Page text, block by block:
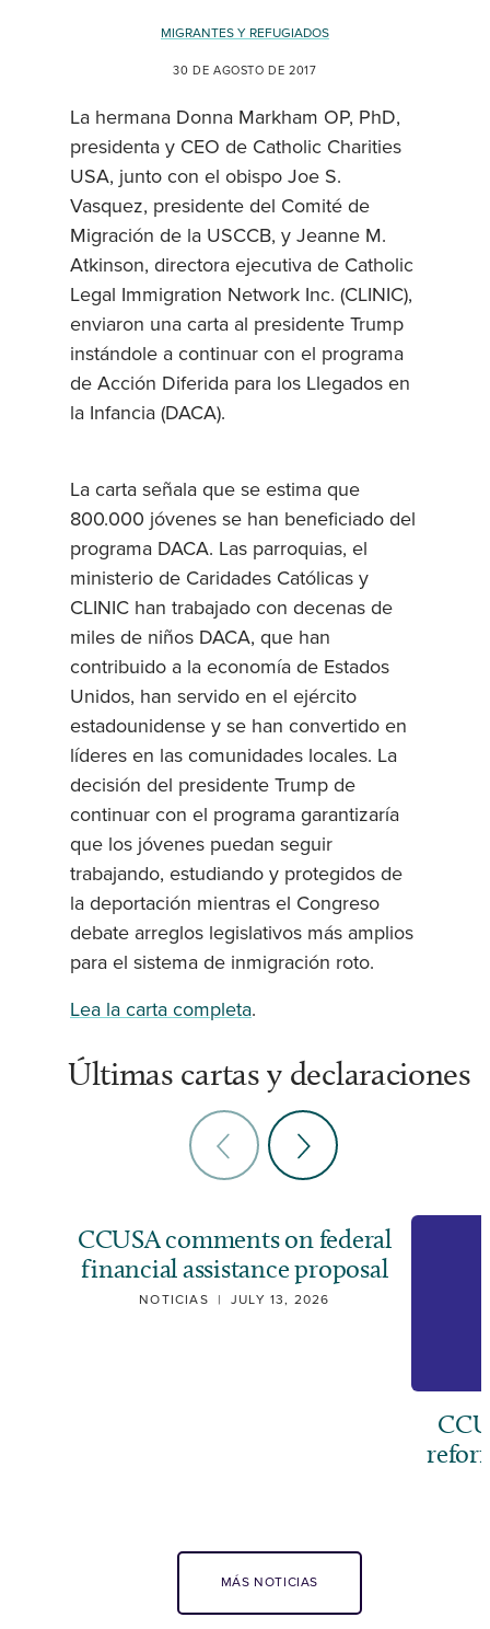
MIGRANTES Y REFUGIADOS
30 DE AGOSTO DE 2017
La hermana Donna Markham OP, PhD,
presidenta y CEO de Catholic Charities
USA, junto con el obispo Joe S.
Vasquez, presidente del Comité de
Migración de la USCCB, y Jeanne M.
Atkinson, directora ejecutiva de Catholic
Legal Immigration Network Inc. (CLINIC),
enviaron una carta al presidente Trump
instándole a continuar con el programa
de Acción Diferida para los Llegados en
la Infancia (DACA).
La carta señala que se estima que
800.000 jóvenes se han beneficiado del
programa DACA. Las parroquias, el
ministerio de Caridades Católicas y
CLINIC han trabajado con decenas de
miles de niños DACA, que han
contribuido a la economía de Estados
Unidos, han servido en el ejército
estadounidense y se han convertido en
líderes en las comunidades locales. La
decisión del presidente Trump de
continuar con el programa garantizaría
que los jóvenes puedan seguir
trabajando, estudiando y protegidos de
la deportación mientras el Congreso
debate arreglos legislativos más amplios
para el sistema de inmigración roto.
Lea la carta completa.
Últimas cartas y declaraciones
CCUSA comments on federal
financial assistance proposal
NOTICIAS | JULY 13, 2026
MÁS NOTICIAS